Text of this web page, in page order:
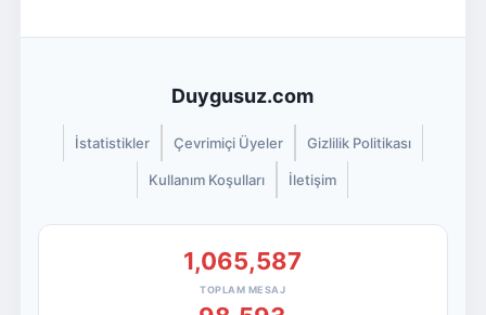
Duygusuz.com
İstatistikler Çevrimiçi Üyeler Gizlilik Politikası
Kullanım Koşulları İletişim
1,065,587
TOPLAM MESAJ